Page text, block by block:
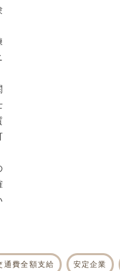
通費全額支給 安定企業